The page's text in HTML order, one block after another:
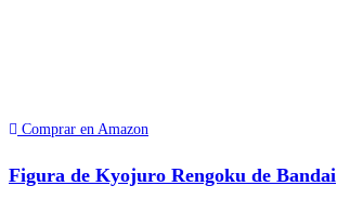
Comprar en Amazon
Figura de Kyojuro Rengoku de Bandai